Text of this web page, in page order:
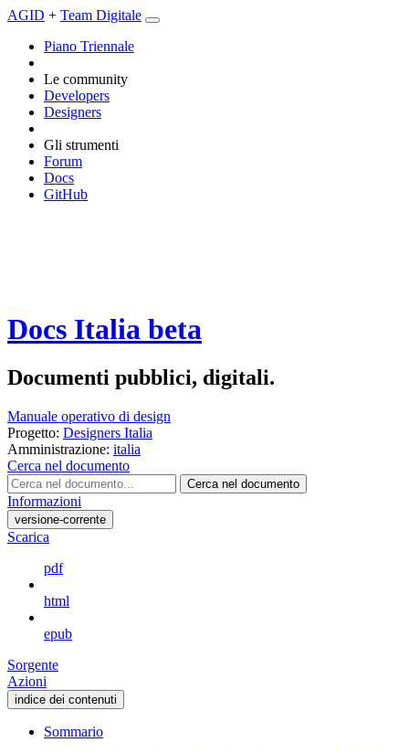
AGID + Team Digitale
Piano Triennale
Le community
Developers
Designers
Gli strumenti
Forum
Docs
GitHub
Docs Italia beta
Documenti pubblici, digitali.
Manuale operativo di design
Progetto: Designers Italia
Amministrazione: italia
Cerca nel documento
Cerca nel documento
Informazioni
versione-corrente
Scarica
pdf
html
epub
Sorgente
Azioni
indice dei contenuti
Sommario